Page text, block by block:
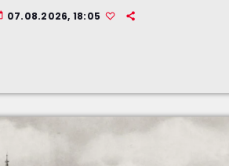
07.08.2026, 18:05